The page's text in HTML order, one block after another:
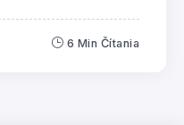
6 Min Čítania